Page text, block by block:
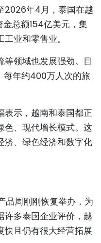
2026年4月，泰国在越
总额154亿美元，集
业和零售业。
领域也发展强劲。目
年约400万人次的旅
表示，越南和泰国都正
色、现代增长模式。这
济、绿色经济和数字化
品周刚刚恢复举办，为
许多泰国企业评价，越
快且仍有很大经营拓展